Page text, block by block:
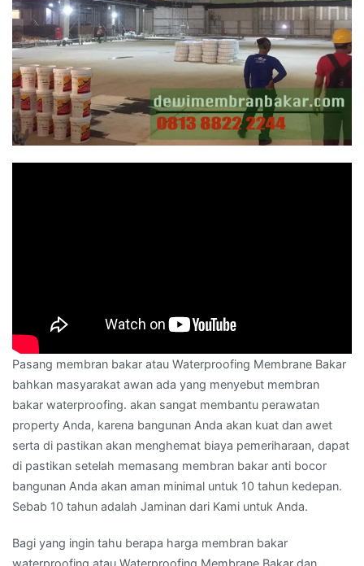
Pasang membran bakar atau Waterproofing Membrane Bakar
bahkan masyarakat awan ada yang menyebut membran
bakar waterproofing. akan sangat membantu perawatan
property Anda, karena bangunan Anda akan kuat dan awet
serta di pastikan akan menghemat biaya pemeriharaan, dapat
di pastikan setelah memasang membran bakar anti bocor
bangunan Anda akan aman minimal untuk 10 tahun kedepan.
Sebab 10 tahun adalah Jaminan dari Kami untuk Anda.
Bagi yang ingin tahu berapa harga membran bakar
waterproofing atau Waterproofing Membrane Bakar dan